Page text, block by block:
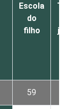
Escola
do
filho
59